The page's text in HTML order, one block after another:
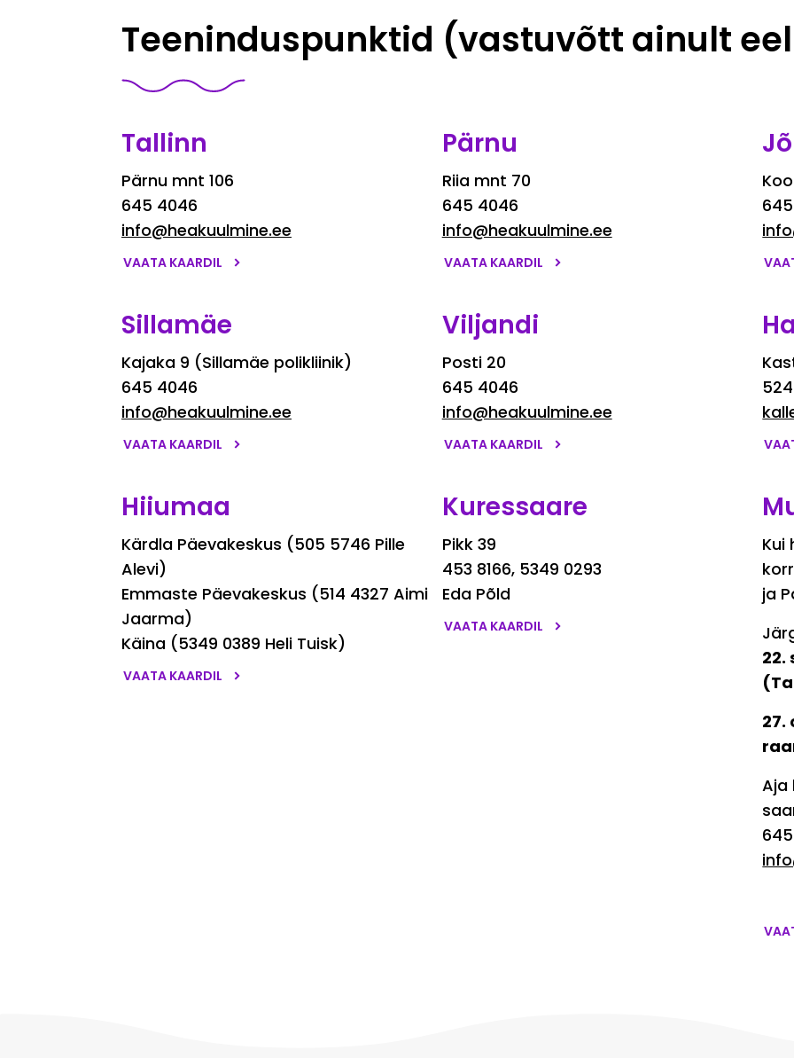
Teeninduspunktid (vastuvõtt ainult
Tallinn
Pärnu mnt 106
645 4046
info@heakuulmine.ee
VAATA KAARDIL
Pärnu
Riia mnt 70
645 4046
info@heakuulmine.ee
VAATA KAARDIL
Sillamäe
Kajaka 9 (Sillamäe polikliinik)
645 4046
info@heakuulmine.ee
VAATA KAARDIL
Viljandi
Posti 20
645 4046
info@heakuulmine.ee
VAATA KAARDIL
Hiiumaa
Kärdla Päevakeskus (505 5746 Pille
Alevi)
Emmaste Päevakeskus (514 4327 Aimi
Jaarma)
Käina (5349 0389 Heli Tuisk)
VAATA KAARDIL
Kuressaare
Pikk 39
453 8166, 5349 0293
Eda Põld
VAATA KAARDIL
Kui
ja
22.
27.
Aja